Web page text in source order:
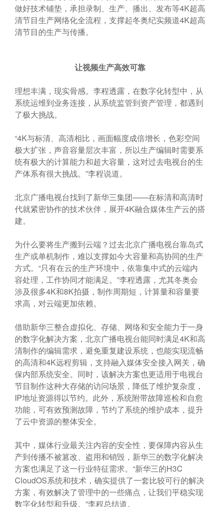
做好技术铺垫，承担录制、生产、播出、发布等4K超高
清节目生产网络化全流程，支撑起冬奥纪实频道4K超高
清节目的生产与传播。
让视频生产高效可靠
理想丰满，现实骨感。李程透露，在数字化转型中，从
系统运维到业务连接，从系统监管到资产管理，都遇到
了极大挑战。
“4K与标清、高清相比，画面幅度成倍增长，色彩空间
极大扩张，声音容量层次丰富，所以生产编辑时需要系
统有极大的计算能力和超大容量，这对过去电视台的生
产体系有很大挑战。”李程说道。
北京广播电视台找到了新华三集团——在标清和高清时
代就紧密协作的技术伙伴，展开4K融合媒体生产云的搭
建。
为什么要将生产搬到云端？过去北京广播电视台靠岛式
生产或单机制作，难以支撑如今大容量和高协同的生产
方式。“只有在云的生产环境中，依靠集中式的云端内
容处理，工作协同才能满足。”李程透露，尤其冬奥会
涉及很多4K和8K拍摄，制作周期短，计算量和容量要
求高，对云端更加依赖。
借助新华三整合虚拟化、存储、网络和安全能力于一身
的数字化解决方案，北京广播电视台能同时满足4K和高
清制作的编辑需求，避免重复建设系统，也能实现流畅
的高清和4K远程剪辑，支持融入媒体安全接入网关，确
保内部系统安全。同时，该解决方案也更适用于电视台
节目制作这种大存储的访问场景，降低了维护复杂度，
IP地址资源得以节约。此外，系统附带故障巡检和自愈
功能，可有效预测故障，节约了系统的维护成本，提升
了云中资源的整体安全。
其中，媒体行业最关注内容的安全性，要保障内容从生
产到传播不被篡改、盗用和销毁，新华三的数字化解决
方案也满足了这一行业特征需求。“新华三的H3C
CloudOS系统和技术，确实提供了一套比较可行的解决
方案，有效解决了管理中的一些痛点，让我们平稳实现
数字化转型和升级。”李程总结道。